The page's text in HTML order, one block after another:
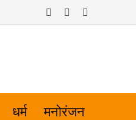
Log InRandom Article
धर्म मनोरंजन